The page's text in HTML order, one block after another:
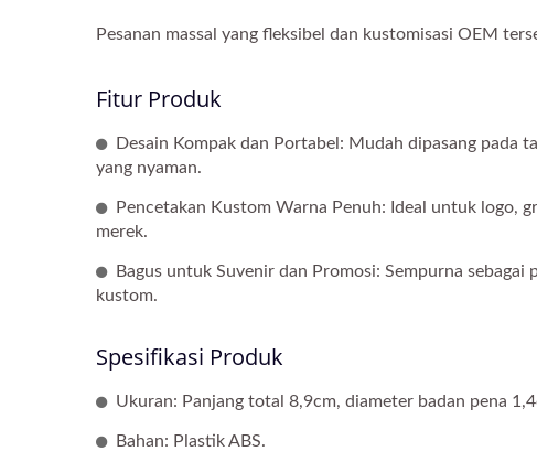
Pesanan massal yang fleksibel dan kustomisasi OEM
Fitur Produk
Desain Kompak dan Portabel: Mudah dipasang pada
yang nyaman.
Pencetakan Kustom Warna Penuh: Ideal untuk logo,
merek.
Bagus untuk Suvenir dan Promosi: Sempurna
kustom.
Spesifikasi Produk
Ukuran: Panjang total 8,9cm, diameter badan pena
Bahan: Plastik ABS.